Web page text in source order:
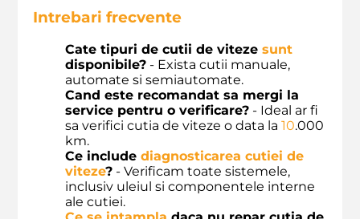
Intrebari frecvente
Cate tipuri de cutii de viteze sunt
disponibile? - Exista cutii manuale,
automate si semiautomate.
Cand este recomandat sa mergi la
service pentru o verificare? - Ideal ar fi
sa verifici cutia de viteze o data la 10.000
km.
Ce include diagnosticarea cutiei de
viteze? - Verificam toate sistemele,
inclusiv uleiul si componentele interne
ale cutiei.